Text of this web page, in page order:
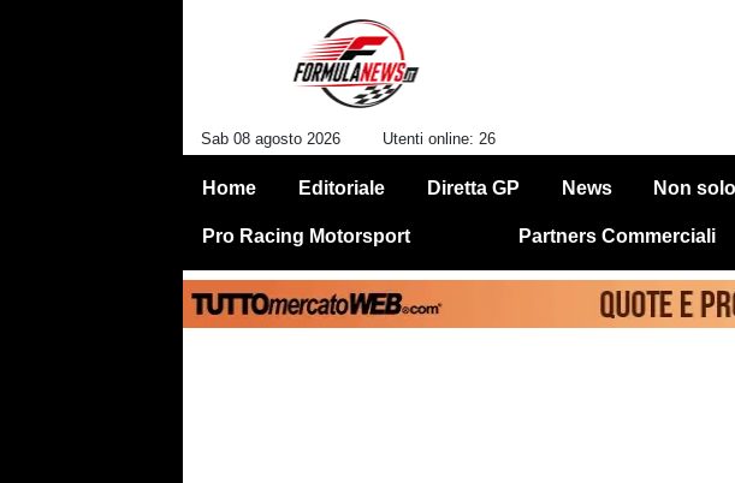
Sab 08 agosto 2026 Utenti online: 26
Home Editoriale Diretta GP News Non
Pro Racing Motorsport Partners Commerciali